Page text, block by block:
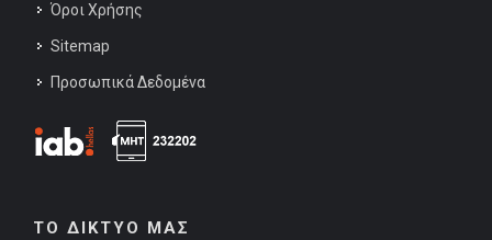
Όροι Χρήσης
Sitemap
Προσωπικά Δεδομένα
ΤΟ ΔΙΚΤΥΟ ΜΑΣ